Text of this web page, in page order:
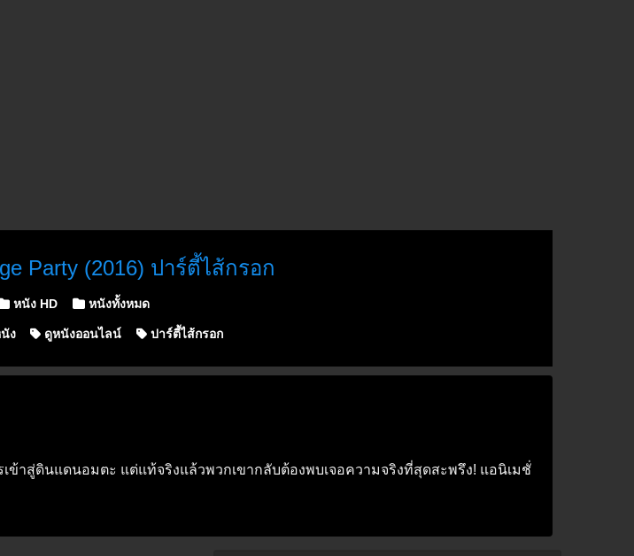
Party (2016) ปาร์ตี้ไส้กรอก
หนัง HD หนังทั้งหมด
ง ดูหนังออนไลน์ ปาร์ตี้ไส้กรอก
ข้าสู่ดินแดนอมตะ แต่แท้จริงแล้วพวกเขากลับต้องพบเจอความจริงที่สุดสะพรึง! แอนิเมชั่